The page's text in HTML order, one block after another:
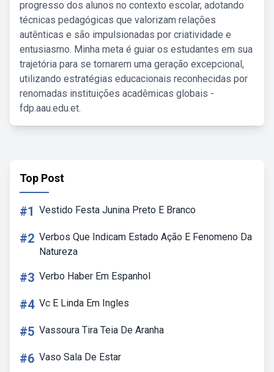
progresso dos alunos no contexto escolar, adotando
técnicas pedagógicas que valorizam relações
autênticas e são impulsionadas por criatividade e
entusiasmo. Minha meta é guiar os estudantes em sua
trajetória para se tornarem uma geração excepcional,
utilizando estratégias educacionais reconhecidas por
renomadas instituições acadêmicas globais -
fdp.aau.edu.et.
Top Post
#1 Vestido Festa Junina Preto E Branco
#2 Verbos Que Indicam Estado Ação E Fenomeno Da
Natureza
#3 Verbo Haber Em Espanhol
#4 Vc E Linda Em Ingles
#5 Vassoura Tira Teia De Aranha
#6 Vaso Sala De Estar